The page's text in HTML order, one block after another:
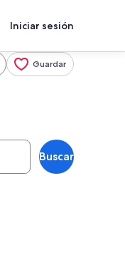
Iniciar sesión
Guardar
Buscar